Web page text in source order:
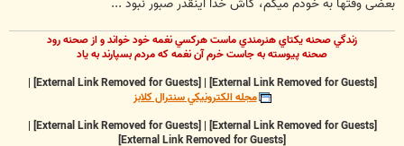
زندگي صحنه يکتاي هنرمندي ماست هرکسي نغمه خود خواند و از صحنه رود
صحنه پيوسته به جاست خرم آن نغمه که مردم بسپارند به ياد
|
|
مجله الکترونيکي سنترال کلابز
|
|